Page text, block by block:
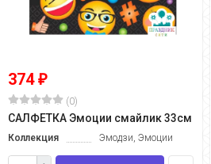
374 ₽
(0)
САЛФЕТКА Эмоции смайлик 33см
Коллекция Эмодзи, Эмоции